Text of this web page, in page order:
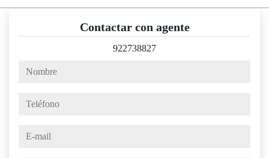
Contactar con agente
922738827
nombre
teléfono
e-mail